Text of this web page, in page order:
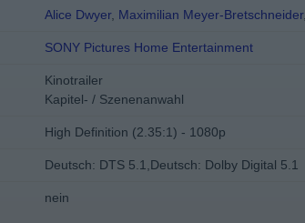
Alice Dwyer, Maximilian Meyer-Bretschneider,
SONY Pictures Home Entertainment
Kinotrailer
Kapitel- / Szenenanwahl
High Definition (2.35:1) - 1080p
Deutsch: DTS 5.1,Deutsch: Dolby Digital 5.1
nein